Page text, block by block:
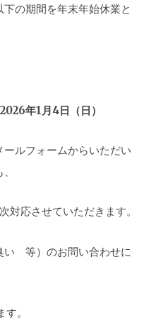
の期間を年末年始休業と
年1月4日（日）
ルフォームからいただい
対応させていただきます。
い 等）のお問い合わせに
。